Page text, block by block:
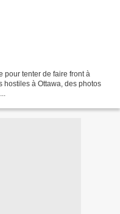
pour tenter de faire front à
hostiles à Ottawa, des photos